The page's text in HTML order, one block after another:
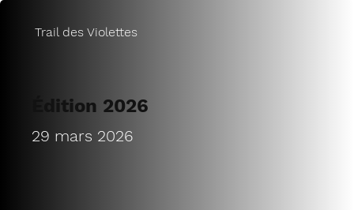
29 mars 2026
Édition 2026
Trail des Violettes